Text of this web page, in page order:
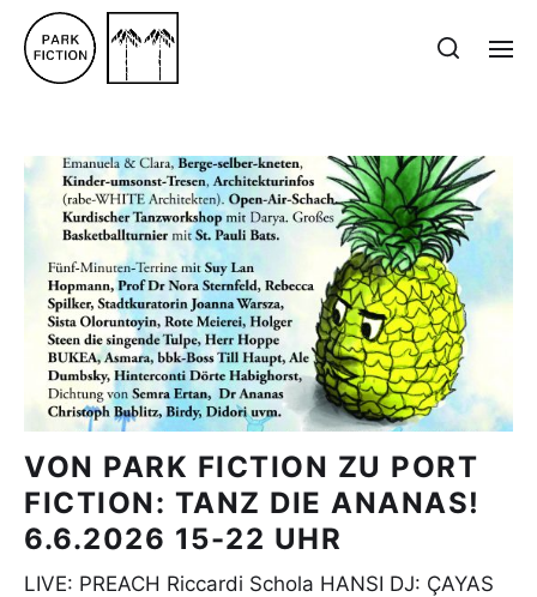
VON PARK FICTION ZU PORT
FICTION: TANZ DIE ANANAS!
6.6.2026 15-22 UHR
LIVE: PREACH Riccardi Schola HANSI DJ: ÇAYAS